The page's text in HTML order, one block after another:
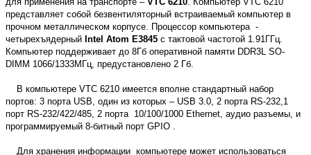
представляет собой безвентиляторный встраиваемый компьютер в
прочном металлическом корпусе. Процессор компьютера -
четырехъядерный Intel Atom E3845 с тактовой частотой 1.91ГГц.
Компьютер поддерживает до 8Гб оперативной памяти DDR3L SO-
DIMM 1066/1333МГц, предустановлено 2 Гб.
В компьютере VTC 6210 имеется вполне стандартный набор
портов: 3 порта USB, один из которых – USB 3.0, 2 порта RS-232,1
порт RS-232/422/485, 2 порта 10/100/1000 Ethernet, аудио разъемы, и
программируемый 8-битный порт GPIO .
Для хранения информации компьютере может использоваться